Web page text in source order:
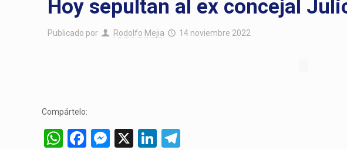
Hoy sepultan al ex concejal
Publicado por Rodolfo Mejia 14 noviembre 2022
Compártelo:
WhatsApp
Facebook
Messenger
X LinkedIn